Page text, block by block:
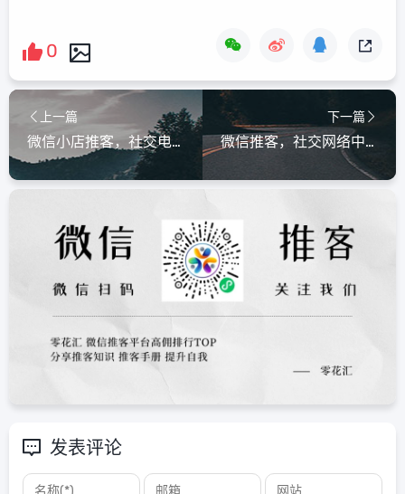
0
上一篇
微信小店推客，社交电商新风口，普通人也能轻松创收，微信小店推客，普通人掘金社交电商的新风口
下一篇
微信推客，社交网络中的隐形销售引擎，微信推客，社交网络中的隐形销售引擎
发表评论